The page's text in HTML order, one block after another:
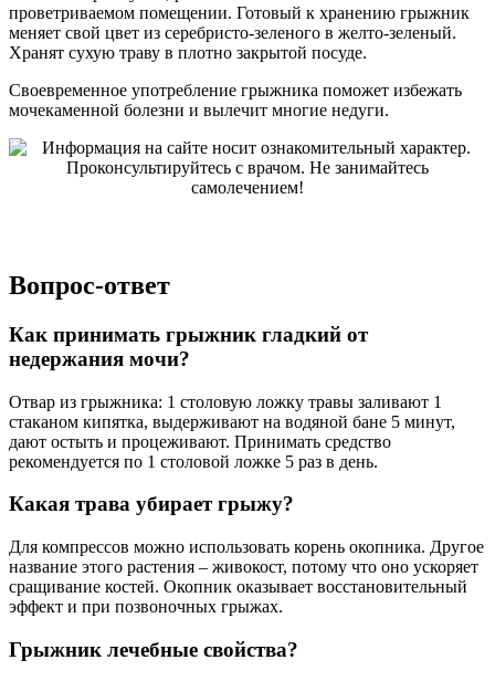
проветриваемом помещении. Готовый к хранению грыжник
меняет свой цвет из серебристо-зеленого в желто-зеленый.
Хранят сухую траву в плотно закрытой посуде.
Своевременное употребление грыжника поможет избежать
мочекаменной болезни и вылечит многие недуги.
Вопрос-ответ
Как принимать грыжник гладкий от
недержания мочи?
Отвар из грыжника: 1 столовую ложку травы заливают 1
стаканом кипятка, выдерживают на водяной бане 5 минут,
дают остыть и процеживают. Принимать средство
рекомендуется по 1 столовой ложке 5 раз в день.
Какая трава убирает грыжу?
Для компрессов можно использовать корень окопника. Другое
название этого растения – живокост, потому что оно ускоряет
сращивание костей. Окопник оказывает восстановительный
эффект и при позвоночных грыжах.
Грыжник лечебные свойства?